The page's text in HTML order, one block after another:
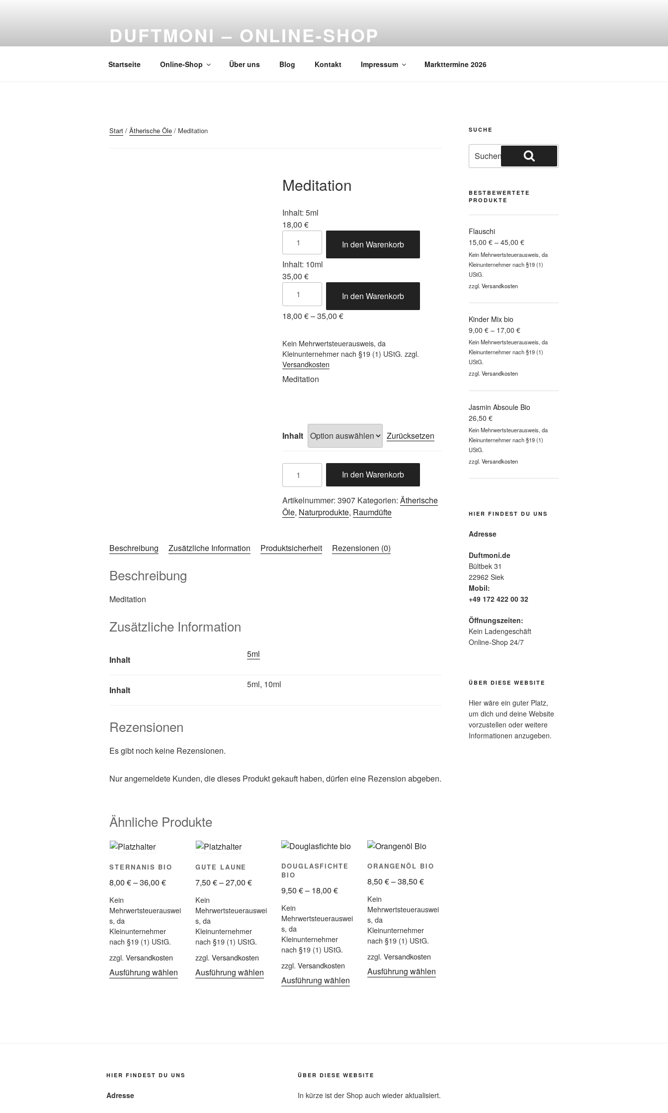
DUFTMONI – ONLINE-SHOP
Startseite Online-Shop Über uns Blog Kontakt Impressum Markttermine 2026
Start / Ätherische Öle / Meditation
Meditation
Inhalt: 5ml
18,00 €
In den Warenkorb
Inhalt: 10ml
35,00 €
In den Warenkorb
18,00 €–35,00 €
Kein Mehrwertsteuerausweis, da
Kleinunternehmer nach §19 (1) UStG. zzgl.
Versandkosten
Meditation
Inhalt Zurücksetzen
In den Warenkorb
Artikelnummer: 3907 Kategorien: Ätherische
Öle, Naturprodukte, Raumdüfte
Beschreibung Zusätzliche Information Produktsicherheit Rezensionen (0)
Beschreibung
Meditation
Zusätzliche Information
Inhalt
5ml
Inhalt
5ml, 10ml
Rezensionen
Es gibt noch keine Rezensionen.
Nur angemeldete Kunden, die dieses Produkt gekauft haben, dürfen eine Rezension abgeben.
Ähnliche Produkte
STERNANIS BIO
8,00 €–36,00 €
Kein
Mehrwertsteuerauswei
s, da
Kleinunternehmer
nach §19 (1) UStG.
zzgl. Versandkosten
Ausführung wählen
GUTE LAUNE
7,50 €–27,00 €
Kein
Mehrwertsteuerauswei
s, da
Kleinunternehmer
nach §19 (1) UStG.
zzgl. Versandkosten
Ausführung wählen
DOUGLASFICHTE
BIO
9,50 €– 18,00 €
Kein
Mehrwertsteuerauswei
s, da
Kleinunternehmer
nach §19 (1) UStG.
zzgl. Versandkosten
Ausführung wählen
ORANGENÖL BIO
8,50 €–38,50 €
Kein
Mehrwertsteuerauswei
s, da
Kleinunternehmer
nach §19 (1) UStG.
zzgl. Versandkosten
Ausführung wählen
SUCHE
BESTBEWERTETE
PRODUKTE
Flauschi
15,00€ –45,00€
Kein Mehrwertsteuerausweis, da
Kleinunternehmer nach §19 (1)
UStG.
zzgl.Versandkosten
Kinder Mix bio
9,00€ – 17,00€
Kein Mehrwertsteuerausweis, da
Kleinunternehmer nach §19 (1)
UStG.
zzgl.Versandkosten
Jasmin Absoule Bio
26,50€
Kein Mehrwertsteuerausweis, da
Kleinunternehmer nach §19 (1)
UStG.
zzgl.Versandkosten
HIER FINDEST DU UNS
Adresse
Duftmoni.de
Bültbek 31
22962 Siek
Mobil:
+49 172 422 00 32
Öffnungszeiten:
Kein Ladengeschäft
Online-Shop 24/7
ÜBER DIESE WEBSITE
Hier wäre ein guter Platz,
um dich und deine Website
vorzustellen oder weitere
Informationen anzugeben.
HIER FINDEST DU UNS
Adresse
ÜBER DIESE WEBSITE
In kürze ist der Shop auch wieder aktualisiert.